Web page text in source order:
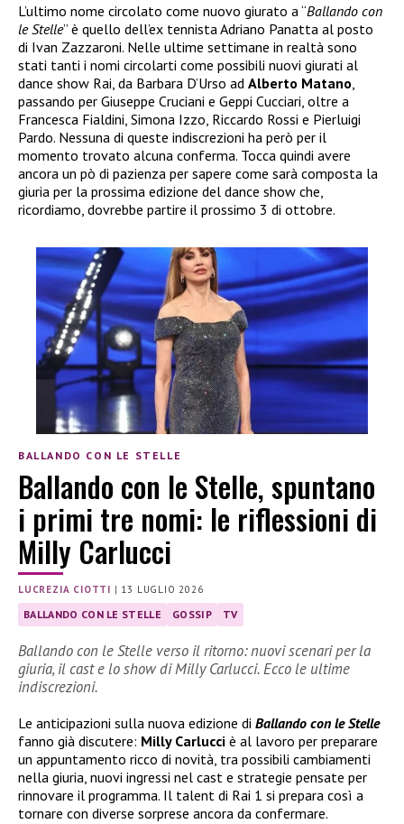
L’ultimo nome circolato come nuovo giurato a “Ballando con
le Stelle” è quello dell’ex tennista Adriano Panatta al posto
di Ivan Zazzaroni. Nelle ultime settimane in realtà sono
stati tanti i nomi circolarti come possibili nuovi giurati al
dance show Rai, da Barbara D’Urso ad Alberto Matano
passando per Giuseppe Cruciani e Geppi Cucciari, oltre a
Francesca Fialdini, Simona Izzo, Riccardo Rossi e Pierluigi
Pardo. Nessuna di queste indiscrezioni ha però per il
momento trovato alcuna conferma. Tocca quindi avere
ancora un pò di pazienza per sapere come sarà composta la
giuria per la prossima edizione del dance show che,
ricordiamo, dovrebbe partire il prossimo 3 di ottobre.
BALLANDO CON LE STELLE
Ballando con le Stelle, spuntano
i primi tre nomi: le riflessioni di
Milly Carlucci
LUCREZIA CIOTTI | 13 LUGLIO 2026
BALLANDO CON LE STELLE GOSSIP TV
Ballando con le Stelle verso il ritorno: nuovi scenari per la
giuria, il cast e lo show di Milly Carlucci. Ecco le ultime
indiscrezioni.
Le anticipazioni sulla nuova edizione di Ballando con le Stelle
fanno già discutere: Milly Carlucci è al lavoro per preparare
un appuntamento ricco di novità, tra possibili cambiamenti
nella giuria, nuovi ingressi nel cast e strategie pensate per
rinnovare il programma. Il talent di Rai 1 si prepara così a
tornare con diverse sorprese ancora da confermare.